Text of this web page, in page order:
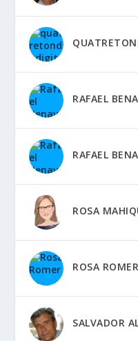
RAFAEL
RAFAEL
ROSA
ROSA
SALVADOR